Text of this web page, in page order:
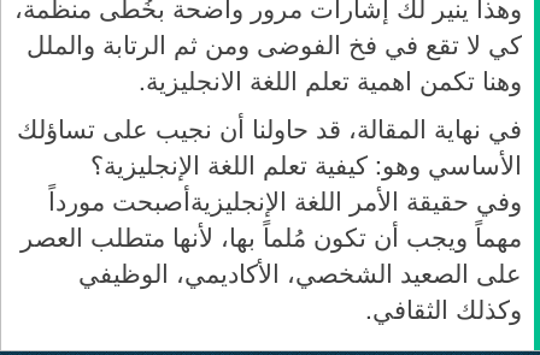
وهذا ينير لك إشارات مرور واضحة بخُطى منظمة،
كي لا تقع في فخ الفوضى ومن ثم الرتابة والملل
وهنا تكمن اهمية تعلم اللغة الانجليزية.
في نهاية المقالة، قد حاولنا أن نجيب على تساؤلك
الأساسي وهو: كيفية تعلم اللغة الإنجليزية؟
وفي حقيقة الأمر اللغة الإنجليزيةأصبحت مورداً
مهماً ويجب أن تكون مُلماً بها، لأنها متطلب العصر
على الصعيد الشخصي، الأكاديمي، الوظيفي
وكذلك الثقافي.